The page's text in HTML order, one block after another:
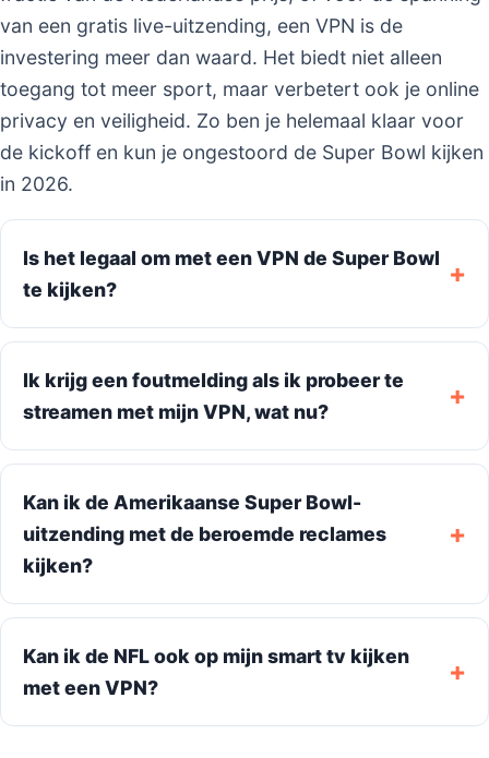
van een gratis live-uitzending, een VPN is de
investering meer dan waard. Het biedt niet alleen
toegang tot meer sport, maar verbetert ook je online
privacy en veiligheid. Zo ben je helemaal klaar voor
de kickoff en kun je ongestoord de Super Bowl kijken
in 2026.
Is het legaal om met een VPN de Super Bowl
te kijken?
Ik krijg een foutmelding als ik probeer te
streamen met mijn VPN, wat nu?
Kan ik de Amerikaanse Super Bowl-
uitzending met de beroemde reclames
kijken?
Kan ik de NFL ook op mijn smart tv kijken
met een VPN?